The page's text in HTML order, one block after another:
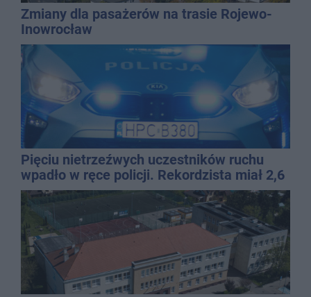
Zmiany dla pasażerów na trasie Rojewo-
Inowrocław
Pięciu nietrzeźwych uczestników ruchu
wpadło w ręce policji. Rekordzista miał 2,6
promila